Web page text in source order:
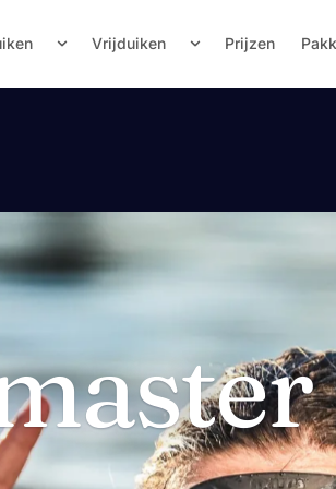
Vrijduiken Prijzen